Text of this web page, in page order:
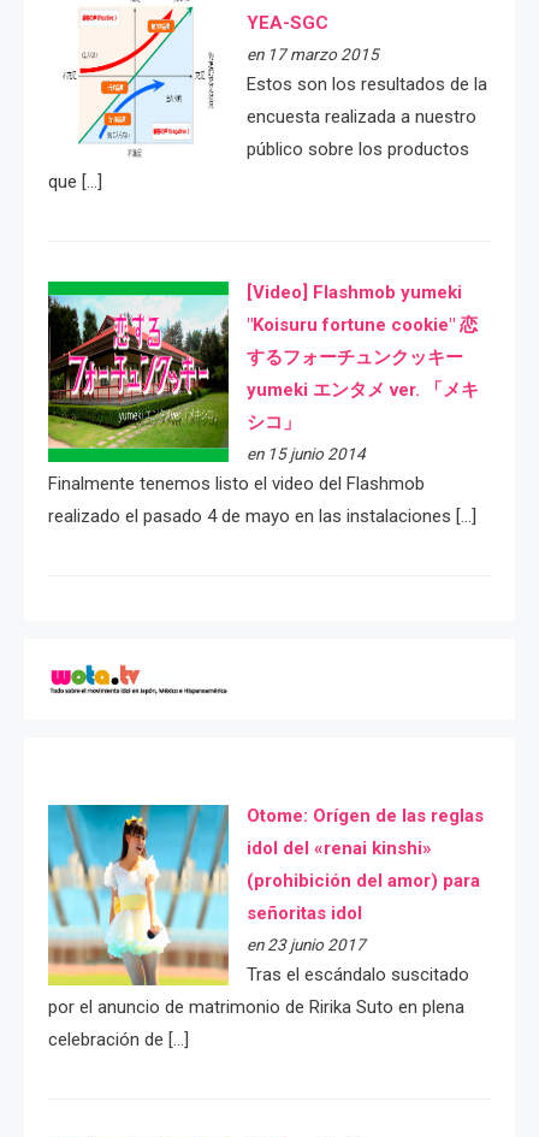
YEA-SGC
en 17 marzo 2015
Estos son los resultados de la
encuesta realizada a nuestro
público sobre los productos
que […]
[Video] Flashmob yumeki
"Koisuru fortune cookie" 恋
するフォーチュンクッキー
yumeki エンタメ ver. 「メキ
シコ」
en 15 junio 2014
Finalmente tenemos listo el video del Flashmob
realizado el pasado 4 de mayo en las instalaciones […]
Otome: Orígen de las reglas
idol del «renai kinshi»
(prohibición del amor) para
señoritas idol
en 23 junio 2017
Tras el escándalo suscitado
por el anuncio de matrimonio de Ririka Suto en plena
celebración de […]